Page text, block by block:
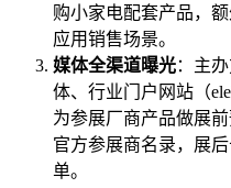
购小家电配套产品，
应用销售场景。
媒体全渠道曝光：主
体、行业门户网站（
为参展厂商产品做展
官方参展商名录，展
单。